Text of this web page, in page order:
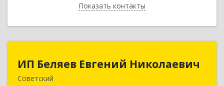
Показать контакты
Назад
ИП Беляев Евгений Николаевич
Советский
ИП Беляев Евгений Николаевич
628240, Ханты-Мансийский Автономный округ